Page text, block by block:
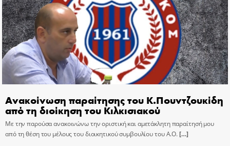
Ανακοίνωση παραίτησης του Κ.Πουντζουκίδη
από τη διοίκηση του Κιλκισιακού
Με την παρούσα ανακοινώνω την οριστική και αμετάκλητη παραίτησή μου
από τη θέση του μέλους του διοικητικού συμβουλίου του Α.Ο.[…]